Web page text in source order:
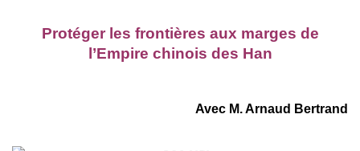
Protéger les frontières aux marges de
l’Empire chinois des Han
Avec M. Arnaud Bertrand